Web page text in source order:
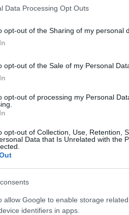
Data Processing Opt Outs
opt-out of the Sharing of my personal
opt-out of the Sale of my Personal
opt-out of processing my Personal
opt-out of Collection, Use, Retention,
Data that Is Unrelated with the
allow Google to enable storage
identifiers in apps.
διαδρομές
διαδρομές,
και
το Νιόκαστρο και ο
και ψηφιδωτά,
στα τοπικά
event. Τουριστικές
στους συμμετέχοντες,